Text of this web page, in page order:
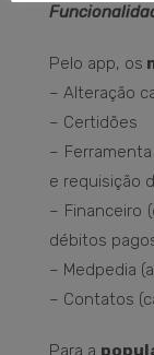
Pelo app, os
– Alteração
– Certidões
–
e requisição
– Financeiro
débitos
– Medpedia
– Contatos
Para a